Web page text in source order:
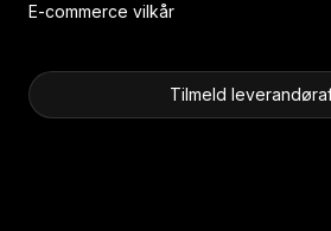
E-commerce vilkår
Tilmeld